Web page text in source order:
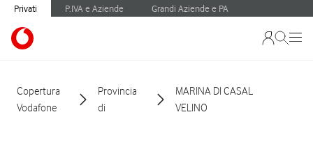
Privati P.IVA e Aziende Grandi Aziende e PA
Copertura
Vodafone
Provincia
di
MARINA DI CASAL
VELINO